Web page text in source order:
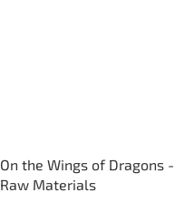
On the Wings of Dragons -
Raw Materials